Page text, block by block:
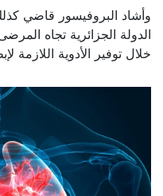
وأشاد البروفيسور قاضي كذلك
الدولة الجزائرية تجاه
خلال توفير الأدوية اللازمة